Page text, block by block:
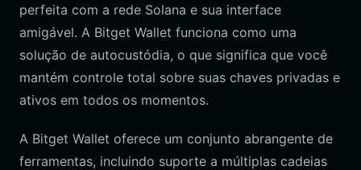
perfeita com a rede Solana e sua interface
amigável. A Bitget Wallet funciona como uma
solução de autocustódia, o que significa que você
mantém controle total sobre suas chaves privadas e
ativos em todos os momentos.
A Bitget Wallet oferece um conjunto abrangente de
ferramentas, incluindo suporte a múltiplas cadeias